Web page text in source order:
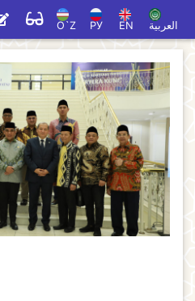
O`Z РУ EN العربية